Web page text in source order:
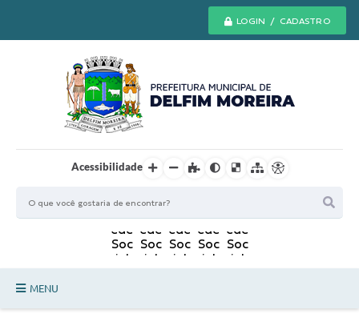
LOGIN / CADASTRO
Acessibilidade
MENU